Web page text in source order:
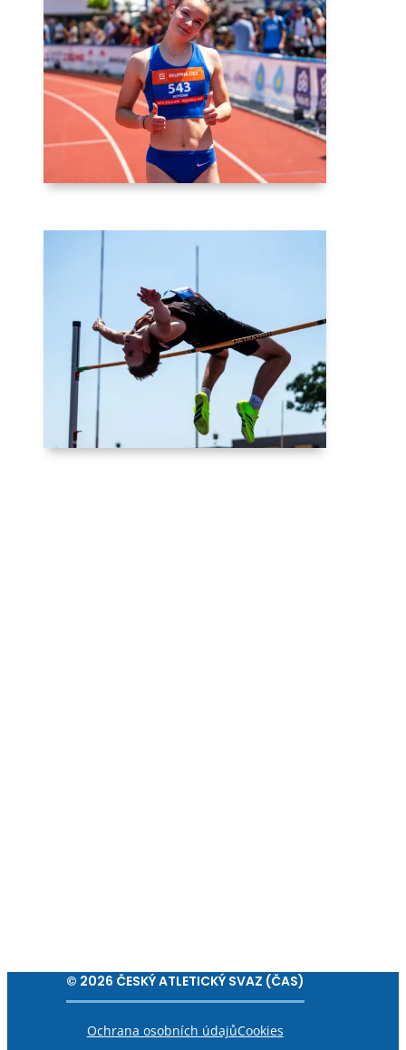
© 2026 ČESKÝ ATLETICKÝ SVAZ (ČAS)
Ochrana osobních údajůCookies